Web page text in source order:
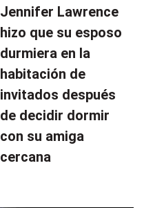
Jennifer Lawrence
hizo que su esposo
durmiera en la
habitación de
invitados después
de decidir dormir
con su amiga
cercana